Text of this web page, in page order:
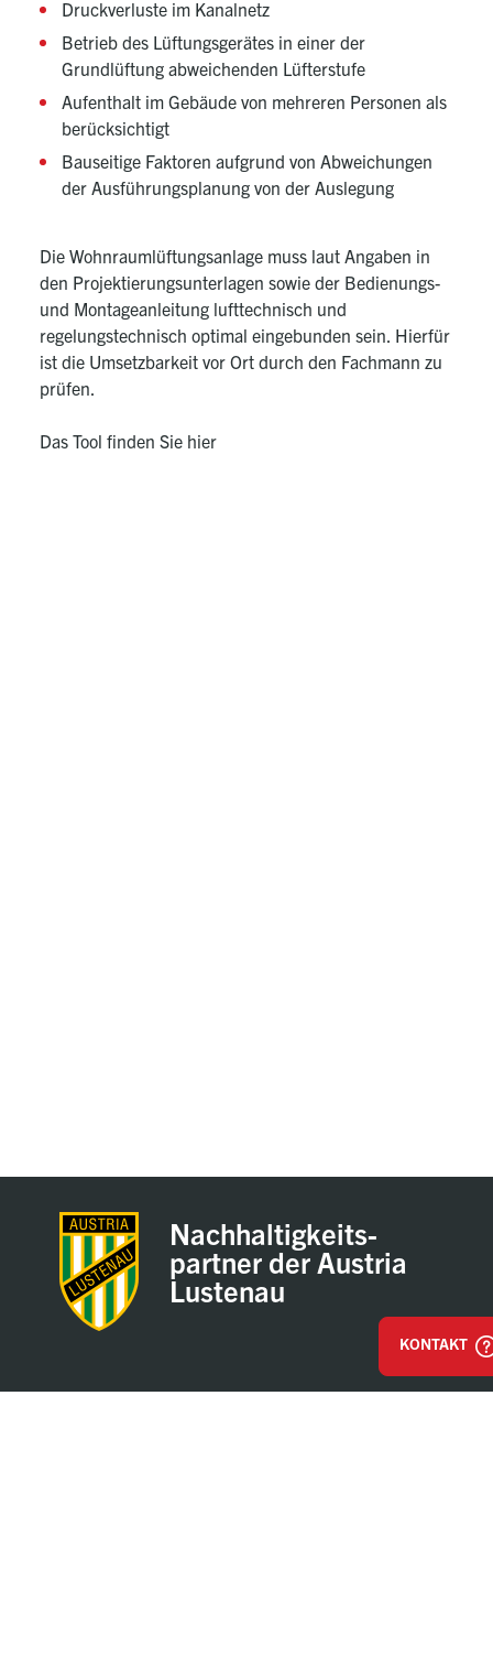
Druckverluste im Kanalnetz
Betrieb des Lüftungsgerätes in einer der
Grundlüftung abweichenden Lüfterstufe
Aufenthalt im Gebäude von mehreren Personen als
berücksichtigt
Bauseitige Faktoren aufgrund von Abweichungen
der Ausführungsplanung von der Auslegung
Die Wohnraumlüftungsanlage muss laut Angaben in
den Projektierungsunterlagen sowie der Bedienungs-
und Montageanleitung lufttechnisch und
regelungstechnisch optimal eingebunden sein. Hierfür
ist die Umsetzbarkeit vor Ort durch den Fachmann zu
prüfen.
Das Tool finden Sie hier
Nachhaltigkeits-
partner der Austria
Lustenau
KONTAKT